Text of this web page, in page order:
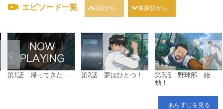
エピソード一覧 1話から 最新話から
第1話 帰ってきた... 第2話 夢はひとつ！
第3話 野球部 始
動！
あらすじを見る